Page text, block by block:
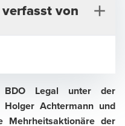
BDO Legal unter der
Achtermann und
Mehrheitsaktionäre der
von